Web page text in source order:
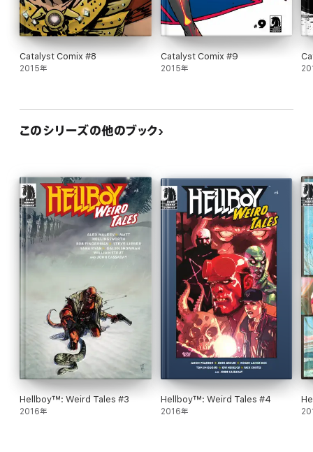
Catalyst Comix #8
2015年
Catalyst Comix #9
2015年
このシリーズの他のブック
Hellboy™: Weird Tales #3
2016年
Hellboy™: Weird Tales #4
2016年